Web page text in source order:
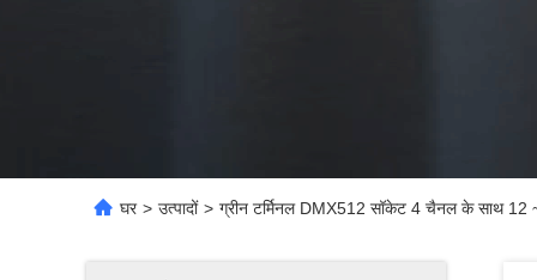
घर > उत्पादों > ग्रीन टर्मिनल DMX512 सॉकेट 4 चैनल के साथ